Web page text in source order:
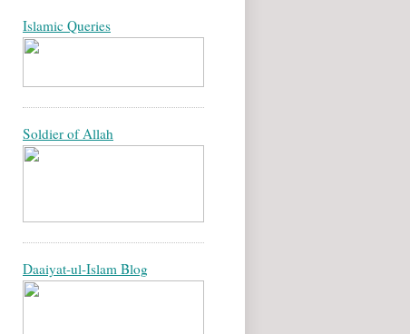
Islamic Queries
Soldier of Allah
Daaiyat-ul-Islam Blog